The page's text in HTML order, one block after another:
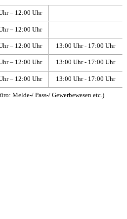
– 12:00 Uhr
– 12:00 Uhr
– 12:00 Uhr 13:00 Uhr - 17:00 Uhr
– 12:00 Uhr 13:00 Uhr - 17:00 Uhr
– 12:00 Uhr 13:00 Uhr - 17:00 Uhr
Melde-/ Pass-/ Gewerbewesen etc.)